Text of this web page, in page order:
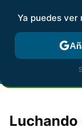
FISCALIDAD Y
Ya puedes ver